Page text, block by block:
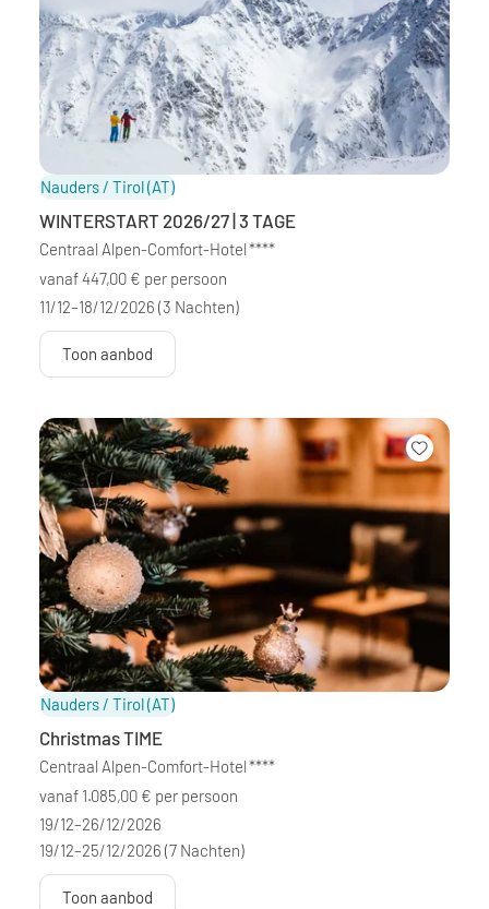
Nauders / Tirol(AT)
WINTERSTART 2026/27 | 3 TAGE
Centraal Alpen-Comfort-Hotel****
vanaf 447,00 € per persoon
11/12–18/12/2026 (3 Nachten)
Toon aanbod
Nauders / Tirol(AT)
Christmas TIME
Centraal Alpen-Comfort-Hotel****
vanaf 1.085,00 € per persoon
19/12–26/12/2026
19/12–25/12/2026 (7 Nachten)
Toon aanbod